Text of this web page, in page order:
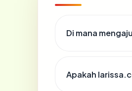
Di mana
Apakah